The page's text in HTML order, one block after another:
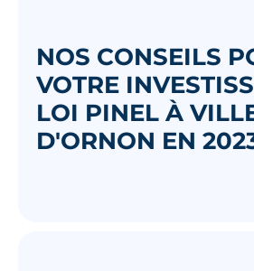
NOS CONSEILS
VOTRE
LOI PINEL À
D'ORNON EN